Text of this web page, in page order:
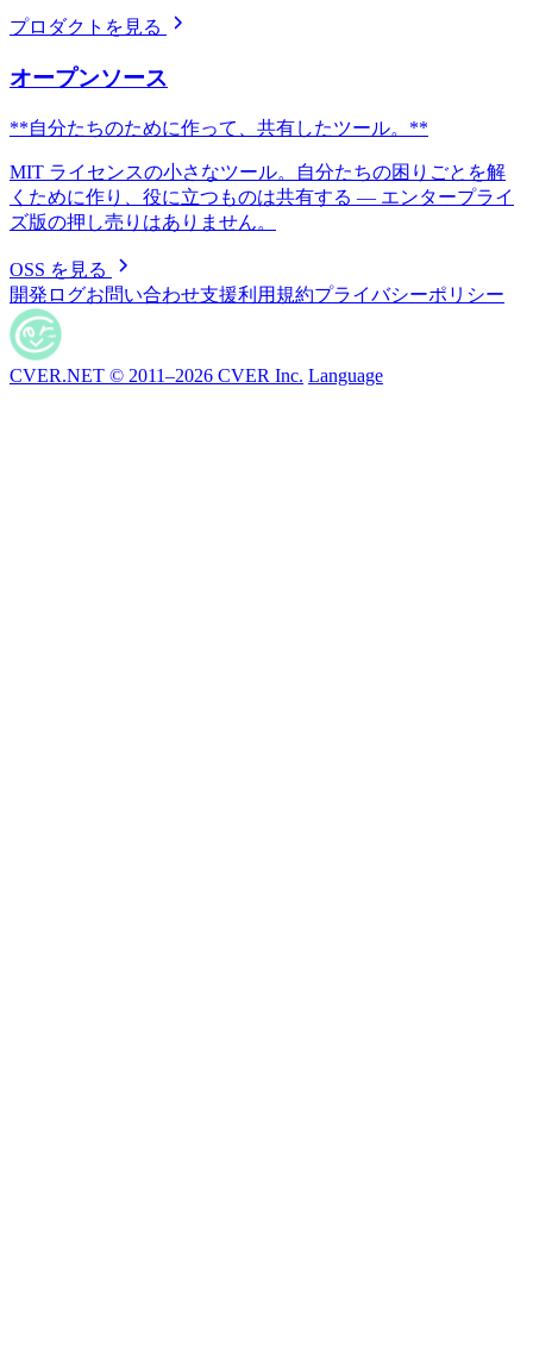
プロダクトを見る
オープンソース
**自分たちのために作って、共有したツール。 **
MIT ライセンスの小さなツール。自分たちの困りごとを解
くために作り、役に立つものは共有する — エンタープライ
ズ版の押し売りはありません。
OSS を見る
開発ログお問い合わせ支援利用規約プライバシーポリシー
CVER.NET © 2011–2026 CVER Inc. Language